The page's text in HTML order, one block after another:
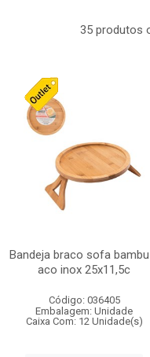
35 produtos
Bandeja braco sofa
aco inox 25x11,5c
Código: 036405
Embalagem: Unidade
Caixa Com: 12 Unidade(s)